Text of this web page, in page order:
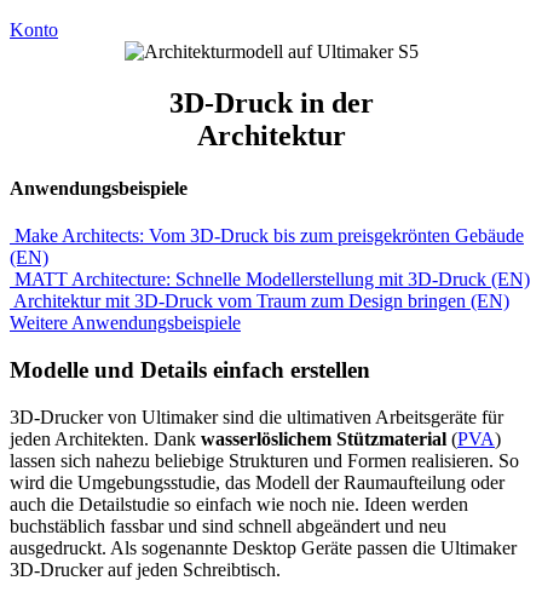
Konto
3D-Druck in der
Architektur
Anwendungsbeispiele
Make Architects: Vom 3D-Druck bis zum preisgekrönten Gebäude
(EN)
MATT Architecture: Schnelle Modellerstellung mit 3D-Druck (EN)
Architektur mit 3D-Druck vom Traum zum Design bringen (EN)
Weitere Anwendungsbeispiele
Modelle und Details einfach erstellen
3D-Drucker von Ultimaker sind die ultimativen Arbeitsgeräte für
jeden Architekten. Dank wasserlöslichem Stützmaterial (PVA)
lassen sich nahezu beliebige Strukturen und Formen realisieren. So
wird die Umgebungsstudie, das Modell der Raumaufteilung oder
auch die Detailstudie so einfach wie noch nie. Ideen werden
buchstäblich fassbar und sind schnell abgeändert und neu
ausgedruckt. Als sogenannte Desktop Geräte passen die Ultimaker
3D-Drucker auf jeden Schreibtisch.